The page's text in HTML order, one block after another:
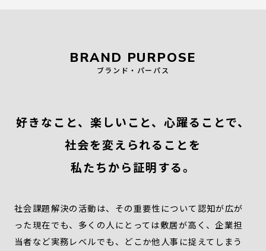
BRAND PURPOSE
ブランド・パーパス
好きなこと、楽しいこと、心躍ることで、
社会を変えられることを
私たちから証明する。
社会課題解決の活動は、その重要性について認知が広が
った現在でも、多くの人にとっては敷居が高く、企業担
当者など実務レベルでも、どこか他人事に捉えてしまう